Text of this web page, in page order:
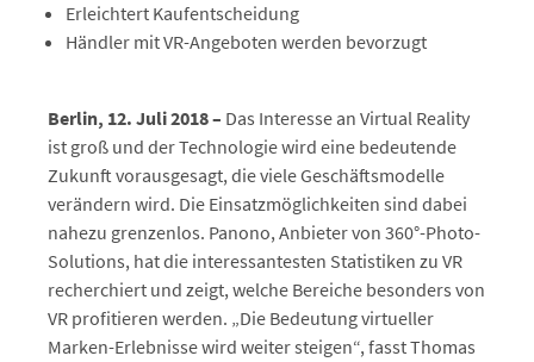
Erleichtert Kaufentscheidung
Händler mit VR-Angeboten werden bevorzugt
Berlin, 12. Juli 2018 – Das Interesse an Virtual Reality
ist groß und der Technologie wird eine bedeutende
Zukunft vorausgesagt, die viele Geschäftsmodelle
verändern wird. Die Einsatzmöglichkeiten sind dabei
nahezu grenzenlos. Panono, Anbieter von 360°-Photo-
Solutions, hat die interessantesten Statistiken zu VR
recherchiert und zeigt, welche Bereiche besonders von
VR profitieren werden. „Die Bedeutung virtueller
Marken-Erlebnisse wird weiter steigen“, fasst Thomas